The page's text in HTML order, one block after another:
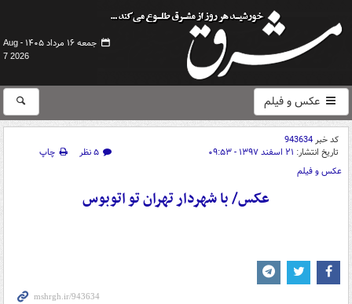
جمعه ۱۶ مرداد ۱۴۰۵ -
Aug
7 2026
عکس و فیلم
کد خبر943634
تاریخ انتشار: ۲۱ اسفند ۱۳۹۷ - ۰۹:۵۳ ۵ نظر
چاپ
عکس و فیلم
عکس/ با شهردار تهران تو اتوبوس